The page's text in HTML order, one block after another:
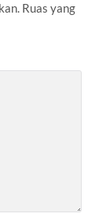
Ruas yang